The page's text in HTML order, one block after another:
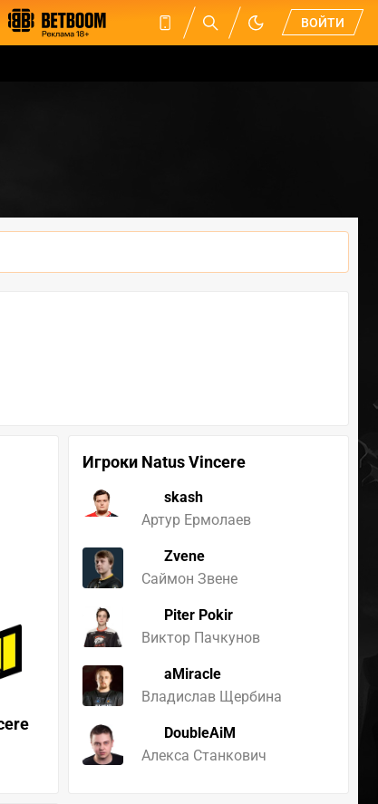
ВОЙТИ
Игроки Natus Vincere
skash
Артур Ермолаев
Zvene
Саймон Звене
Piter Pokir
Виктор Пачкунов
aMiracle
Владислав Щербина
DoubleAiM
Алекса Станкович